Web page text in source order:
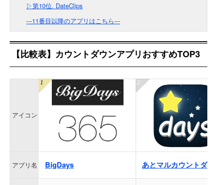
▷第10位. DateClips
---11番目以降のアプリはこちら---
【比較表】カウントダウンアプリおすすめTOP3
アイコン
アプリ名 BigDays あとマルカウントダウ